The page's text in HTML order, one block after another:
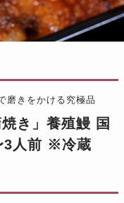
磨きをかける究極品
き」養殖鰻 国
3人前 ※冷蔵